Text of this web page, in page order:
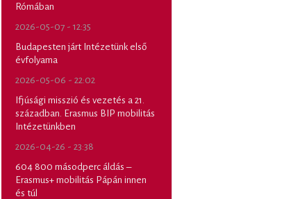
Rómában
2026-05-07 - 12:35
Budapesten járt Intézetünk első
évfolyama
2026-05-06 - 22:02
Ifjúsági misszió és vezetés a 21.
században. Erasmus BIP mobilitás
Intézetünkben
2026-04-26 - 23:38
604 800 másodperc áldás –
Erasmus+ mobilitás Pápán innen
és túl